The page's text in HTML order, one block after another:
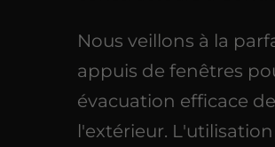
Nous veillons à la
appuis de fenêtres
évacuation efficace
l'extérieur.